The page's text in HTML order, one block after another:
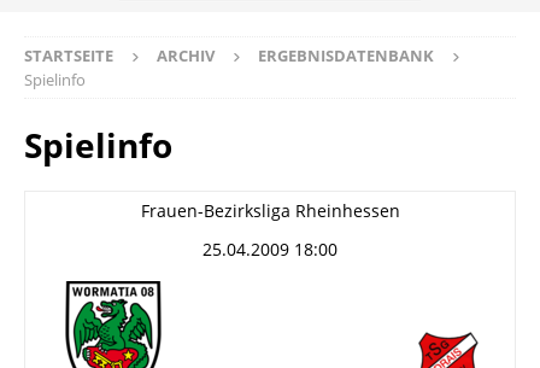
STARTSEITE ARCHIV
ERGEBNISDATENBANK
Spielinfo
Spielinfo
Frauen-Bezirksliga Rheinhessen
25.04.2009 18:00